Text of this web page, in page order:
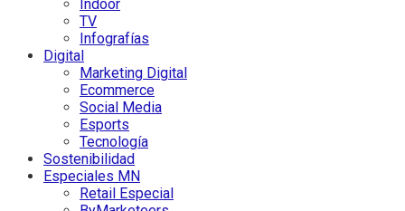
Indoor
TV
Infografías
Digital
Marketing Digital
Ecommerce
Social Media
Esports
Tecnología
Sostenibilidad
Especiales MN
Retail Especial